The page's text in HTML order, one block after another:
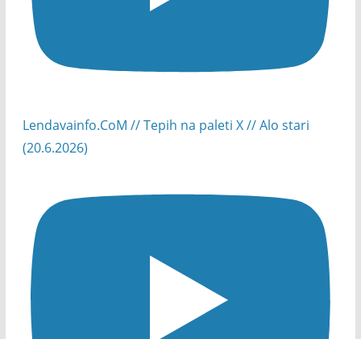
Lendavainfo.CoM // Tepih na paleti X // Alo stari
(20.6.2026)